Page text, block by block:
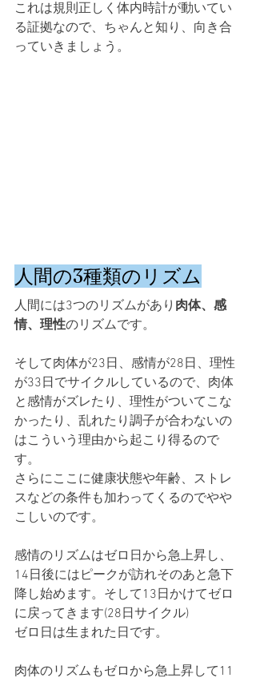
これは規則正しく体内時計が動いてい
る証拠なので、ちゃんと知り、向き合
っていきましょう。
人間の3種類のリズム
人間には3つのリズムがあり 肉体、感
情、理性のリズムです。
そして肉体が23日、感情が28日、理性
が33日でサイクルしているので、肉体
と感情がズレたり、理性がついてこな
かったり、乱れたり調子が合わないの
はこういう理由から起こり得るので
す。
さらにここに健康状態や年齢、ストレ
スなどの条件も加わってくるのでやや
こしいのです。
感情のリズムはゼロ日から急上昇し、
14日後にはピークが訪れそのあと急下
降し始めます。そして13日かけてゼロ
に戻ってきます(28日サイクル)
ゼロ日は生まれた日です。
肉体のリズムもゼロから急上昇して11